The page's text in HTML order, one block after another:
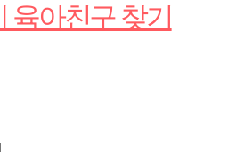
육아친구 찾기